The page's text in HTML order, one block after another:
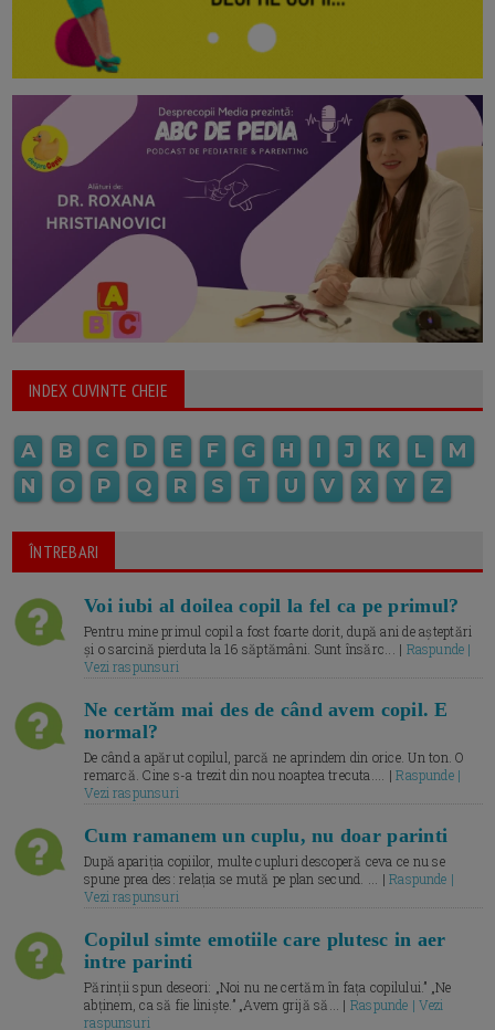
INDEX CUVINTE CHEIE
A B C D E F G H I J K L
M
N
O P Q R S T U V X Y Z
ÎNTREBARI
Voi iubi al doilea copil la fel ca pe primul?
Pentru mine primul copil a fost foarte dorit, după ani de așteptări
și o sarcină pierduta la 16 săptămâni. Sunt însărc... | Raspunde |
Vezi raspunsuri
Ne certăm mai des de când avem copil. E
normal?
De când a apărut copilul, parcă ne aprindem din orice. Un ton. O
remarcă. Cine s-a trezit din nou noaptea trecuta.... |Raspunde |
Vezi raspunsuri
Cum ramanem un cuplu, nu doar parinti
După apariția copiilor, multe cupluri descoperă ceva ce nu se
spune prea des: relația se mută pe plan secund. ... |Raspunde |
Vezi raspunsuri
Copilul simte emotiile care plutesc in aer
intre parinti
Părinții spun deseori: „Noi nu ne certăm în fața copilului.” „Ne
abținem, ca să fie liniște.” „Avem grijă să... | Raspunde | Vezi
raspunsuri